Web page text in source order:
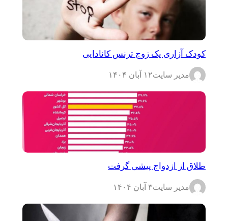
کودک آزاری یک زوج ترنس کانادایی
مدیر سایت۱۲ آبان ۱۴۰۴
طلاق از ازدواج پیشی گرفت
مدیر سایت۳ آبان ۱۴۰۴